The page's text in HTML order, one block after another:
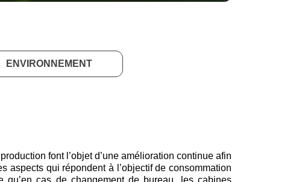
ENVIRONNEMENT
font l’objet d’une amélioration continue afin
aspects qui répondent à l’objectif de consommation